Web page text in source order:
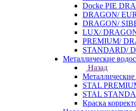
Docke PIE
DRAGON/
DRAGON/
LUX/
PREMIUM/
STANDARD/
Металлические
Назад
Металлические
STAL
STAL
Краска